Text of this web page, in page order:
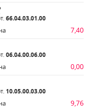
66.04.03.01.00
7,40
06.04.00.06.00
0,00
10.05.00.03.00
9,76